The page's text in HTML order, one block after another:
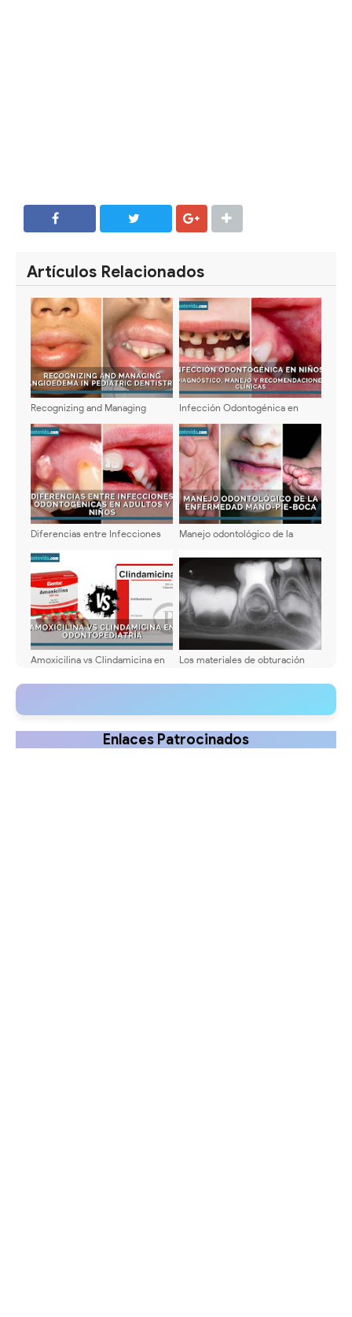
Artículos Relacionados
Recognizing and Managing
Dentistry: Clinical Signs,
Emergency Response, and
Prevention
Infección Odontogénica en
Recomendaciones Clínicas 2025
Diferencias entre Infecciones
Niños: Diagnóstico y Manejo
Actualizado
Manejo odontológico de la
Guía clínica actualizada para
odontólogos
Amoxicilina vs Clindamicina en
Odontopediatría: Guía Completa
Los materiales de obturación
utilizados en pulpectomías
Enlaces Patrocinados